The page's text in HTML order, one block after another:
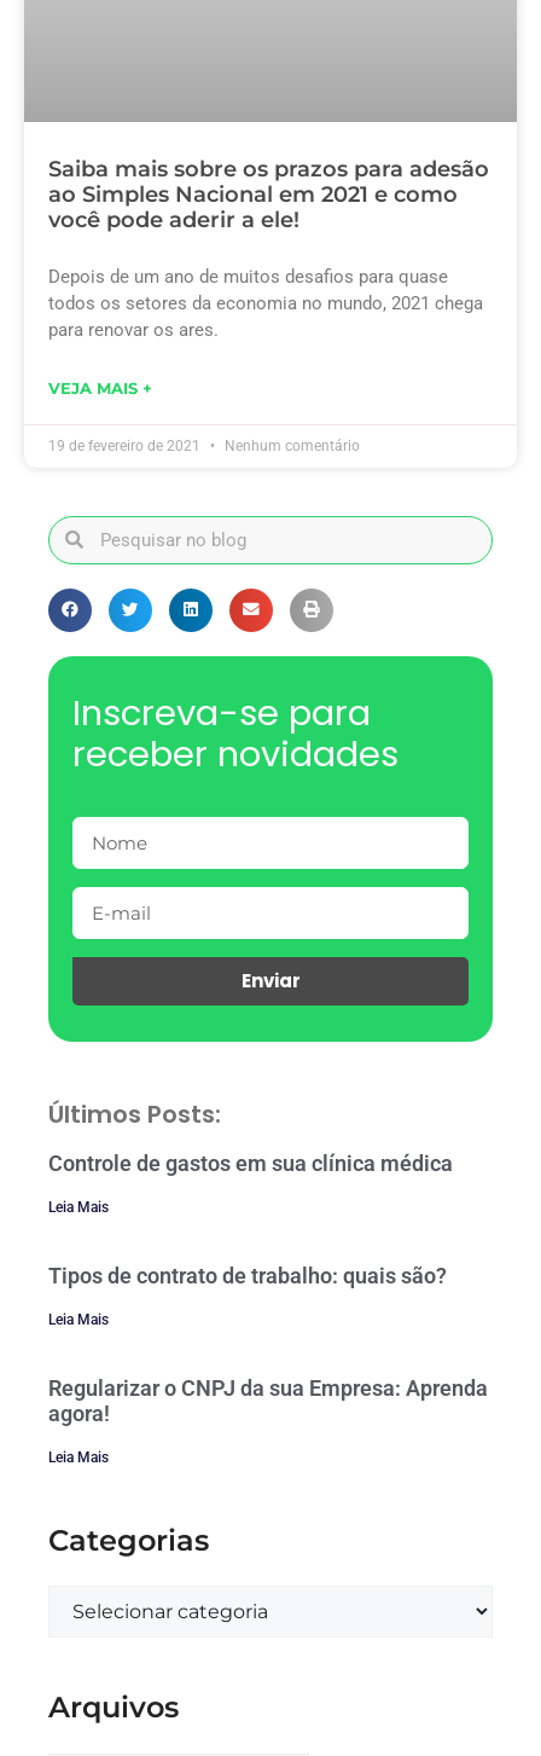
Saiba mais sobre os prazos para adesão
ao Simples Nacional em 2021 e como
você pode aderir a ele!
Depois de um ano de muitos desafios para quase
todos os setores da economia no mundo, 2021 chega
para renovar os ares.
VEJA MAIS +
19 de fevereiro de 2021 Nenhum comentário
Inscreva-se para
receber novidades
Enviar
Últimos Posts:
Controle de gastos em sua clínica médica
Leia Mais
Tipos de contrato de trabalho: quais são?
Leia Mais
Regularizar o CNPJ da sua Empresa: Aprenda
agora!
Leia Mais
Categorias
Arquivos